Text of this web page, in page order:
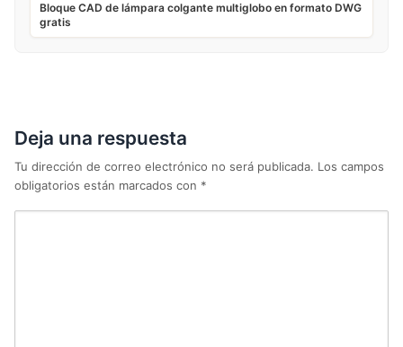
Bloque CAD de lámpara colgante multiglobo en formato DWG
gratis
Deja una respuesta
Tu dirección de correo electrónico no será publicada. Los campos
obligatorios están marcados con *